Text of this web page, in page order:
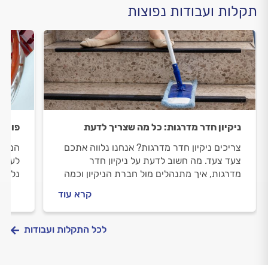
תקלות ועבודות נפוצות
ניקיון חדר מדרגות: כל מה שצריך לדעת
צריכים ניקיון חדר מדרגות? אנחנו נלווה אתכם
צעד צעד. מה חשוב לדעת על ניקיון חדר
מדרגות, איך מתנהלים מול חברת הניקיון וכמה
קרא עוד
לכל התקלות ועבודות